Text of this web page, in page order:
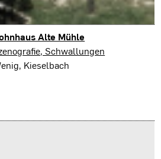
Alte Mühle
Schwallungen
Kieselbach